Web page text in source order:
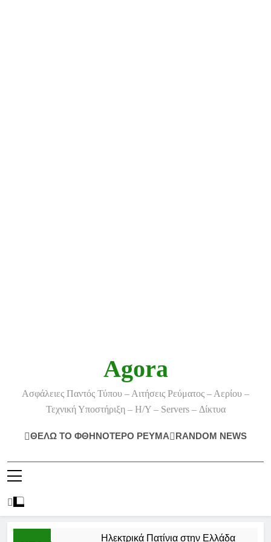
Agora
Ασφάλειες Παντός Τύπου – Αιτήσεις Ρεύματος – Αερίου –
Τεχνική Υποστήριξη – Η/Υ – Servers – Δίκτυα
ΘΕΛΩ ΤΟ ΦΘΗΝΟΤΕΡΟ ΡΕΥΜΑ RANDOM NEWS
Ηλεκτρικά Πατίνια στην Ελλάδα